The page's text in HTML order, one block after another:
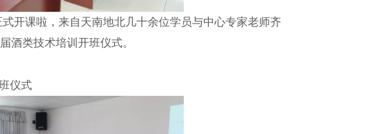
开课啦，来自天南地北几十余位学员与中心专家老师齐
届酒类技术培训开班仪式。
仪式